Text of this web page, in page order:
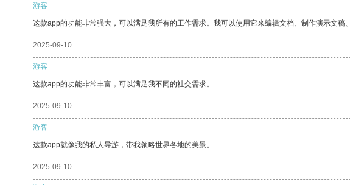
游客
这款app的功能非常强大，可以满足我所有的工作需求。我可以使用它来编辑文档、制作演示文稿
2025-09-10
游客
这款app的功能非常丰富，可以满足我不同的社交需求。
2025-09-10
游客
这款app就像我的私人导游，带我领略世界各地的美景。
2025-09-10